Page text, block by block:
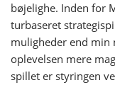
bøjelighe. Inden for
turbaseret
muligheder end min
oplevelsen mere
spillet er styringen